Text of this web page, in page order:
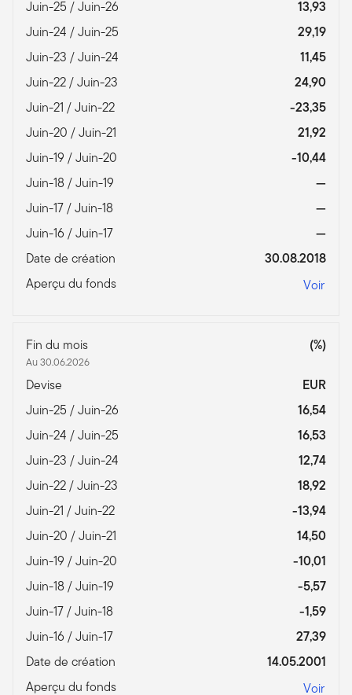
Juin-25 / Juin-26
13,93
Juin-24 / Juin-25
29,19
Juin-23 / Juin-24
11,45
Juin-22 / Juin-23
24,90
Juin-21 / Juin-22
-23,35
Juin-20 / Juin-21
21,92
Juin-19 / Juin-20
-10,44
Juin-18 / Juin-19
—
Juin-17 / Juin-18
—
Juin-16 / Juin-17
—
Date de création
30.08.2018
Aperçu du fonds
Voir
Fin du mois
Au 30.06.2026
(%)
Devise
EUR
Juin-25 / Juin-26
16,54
Juin-24 / Juin-25
16,53
Juin-23 / Juin-24
12,74
Juin-22 / Juin-23
18,92
Juin-21 / Juin-22
-13,94
Juin-20 / Juin-21
14,50
Juin-19 / Juin-20
-10,01
Juin-18 / Juin-19
-5,57
Juin-17 / Juin-18
-1,59
Juin-16 / Juin-17
27,39
Date de création
14.05.2001
Aperçu du fonds
Voir